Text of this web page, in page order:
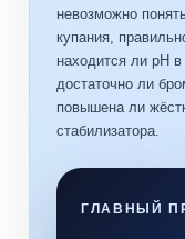
невозможно
купания,
находится ли pH
достаточно ли
повышена ли
стабилизатора.
ГЛАВНЫЙ